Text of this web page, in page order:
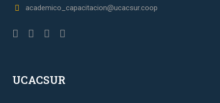
academico_capacitacion@ucacsur.coop
UCACSUR